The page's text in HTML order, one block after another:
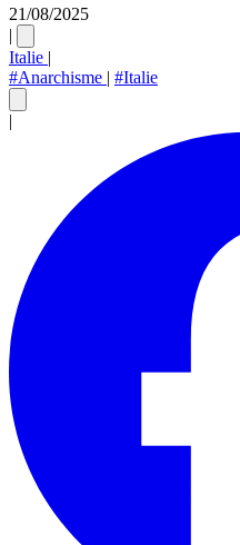
21/08/2025
|
Italie |
#Anarchisme | #Italie
|